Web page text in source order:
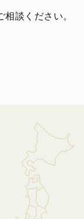
談ください。